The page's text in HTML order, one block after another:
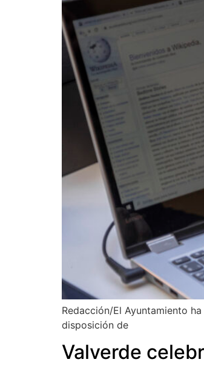
Redacción/El Ayuntamiento
disposición de
Valverde